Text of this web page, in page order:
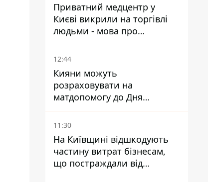
Приватний медцентр у
Києві викрили на торгівлі
людьми - мова про
сурогатне материнство
12:44
Кияни можуть
розраховувати на
матдопомогу до Дня
незалежності - кому її
дадуть
11:30
На Київщині відшкодують
частину витрат бізнесам,
що постраждали від